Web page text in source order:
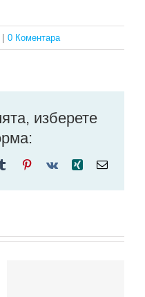
0 Коментара
изберете
TumblrPinterest
Vk Xing